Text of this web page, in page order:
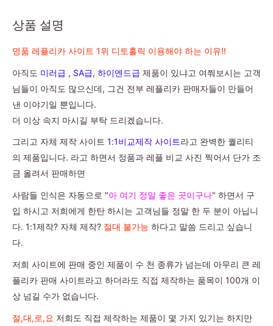
상품 설명
명품 레플리카 사이트 1위 디토홀릭 이용해야 하는 이유!!
아직도 미러급 , SA급, 하이엔드급 제품이 있냐고 여쭤보시는 고객
님들이 아직도 많으신데, 그건 전부 레플리카 판매자들이 만들어
낸 이야기일 뿐입니다.
더 이상 속지 마시길 부탁 드리겠습니다.
그리고 자체 제작 사이트 1:1비교제작 사이트라고 완벽한 퀄리티
의 제품입니다. 라고 하면서 정품과 레플 비교 사진 찍어서 단가 조
금 올려서 판매하면
사람들 인식은 자동으로 "아 여기 정말 좋은 곳이구나" 하면서 구
입 하시고 저희에게 한탄 하시는 고객님들 정말 한 두 분이 아닙니
다. 1:1제작? 자체 제작? 절대 불가능 하다고 말씀 드리고 싶습니
다.
저희 사이트에 판매 중인 제품이 수 천 종류가 넘는데 아무리 큰 레
플리카 판매 사이트라고 하더라도 직접 제작하는 품목이 100개 이
상 넘길 수가 없습니다.
절,대,로,요 저희도 직접 제작하는 제품이 몇 가지 있기는 하지만